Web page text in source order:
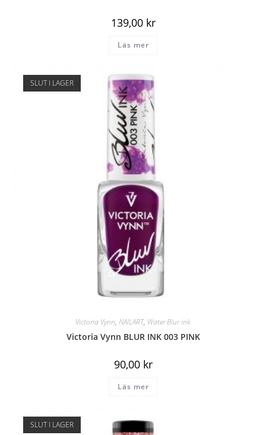
139,00 kr
Läs mer
SLUT I LAGER
Victoria Vynn, NAILART, Water Blur ink
Victoria Vynn BLUR INK 003 PINK
90,00 kr
Läs mer
SLUT I LAGER